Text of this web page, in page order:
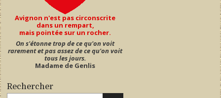
Avignon n'est pas circonscrite
dans un rempart,
mais pointée sur un rocher.
On s'étonne trop de ce qu'on voit
rarement et pas assez de ce qu'on voit
tous les jours.
Madame de Genlis
Rechercher